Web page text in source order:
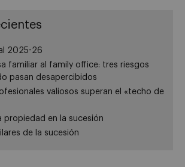
2025-26
familiar al family office: tres riesgos
pasan desapercibidos
valiosos superan el «techo de
propiedad en la sucesión
de la sucesión